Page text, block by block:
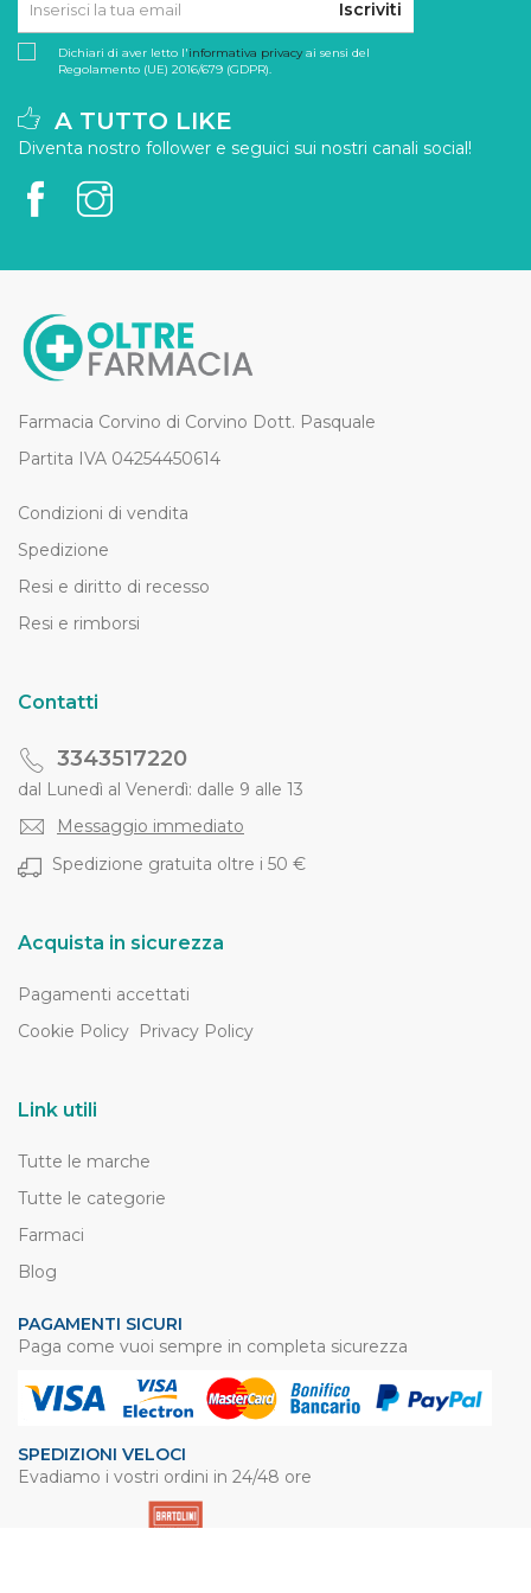
Iscriviti
Dichiari di aver letto l'informativa privacyai sensi del
Regolamento (UE) 2016/679 (GDPR).
A TUTTO LIKE
Diventa nostro follower e seguici sui nostri canali social!
Farmacia Corvino di Corvino Dott. Pasquale
Partita IVA 04254450614
Condizioni di vendita
Spedizione
Resi e diritto di recesso
Resi e rimborsi
Contatti
3343517220
dal Lunedì al Venerdì: dalle 9 alle 13
Messaggio immediato
Spedizione gratuita oltre i 50 €
Acquista in sicurezza
Pagamenti accettati
Cookie Policy Privacy Policy
Link utili
Tutte le marche
Tutte le categorie
Farmaci
Blog
PAGAMENTI SICURI
Paga come vuoi sempre in completa sicurezza
SPEDIZIONI VELOCI
Evadiamo i vostri ordini in 24/48 ore